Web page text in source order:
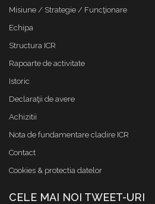
Misiune / Strategie / Funcţionare
Echipa
Structura ICR
Rapoarte de activitate
Istoric
Declaraţii de avere
Achizitii
Nota de fundamentare cladire ICR
Contact
Cookies & protectia datelor
CELE MAI NOI TWEET-URI